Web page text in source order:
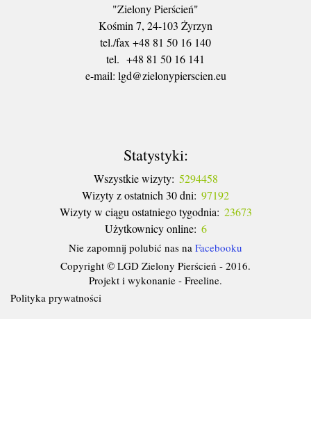
"Zielony Pierścień"
Kośmin 7, 24-103 Żyrzyn
tel./fax +48 81 50 16 140
tel. +48 81 50 16 141
​e-mail: lgd@zielonypierscien.eu
Statystyki:
Wszystkie wizyty: 5294458
Wizyty z ostatnich 30 dni: 97192
Wizyty w ciągu ostatniego tygodnia: 23673
Użytkownicy online: 6
Nie zapomnij polubić nas na Facebooku
Copyright © LGD Zielony Pierścień - 2016.
Projekt i wykonanie - Freeline.
Polityka prywatności